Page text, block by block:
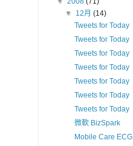
▼ 12月(14)
Tweets for Today
Tweets for Today
Tweets for Today
Tweets for Today
Tweets for Today
Tweets for Today
Tweets for Today
微軟 BizSpark
Mobile Care ECG